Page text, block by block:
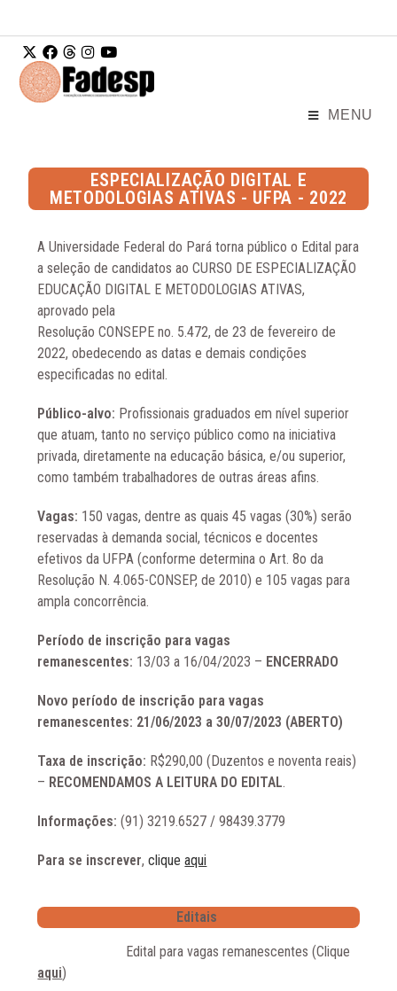
conteúdo
MENU
ESPECIALIZAÇÃO DIGITAL E
METODOLOGIAS ATIVAS - UFPA - 2022
A Universidade Federal do Pará torna público o Edital para
a seleção de candidatos ao CURSO DE ESPECIALIZAÇÃO
EDUCAÇÃO DIGITAL E METODOLOGIAS ATIVAS,
aprovado pela
Resolução CONSEPE no. 5.472, de 23 de fevereiro de
2022, obedecendo as datas e demais condições
especificadas no edital.
Público-alvo: Profissionais graduados em nível superior
que atuam, tanto no serviço público como na iniciativa
privada, diretamente na educação básica, e/ou superior,
como também trabalhadores de outras áreas afins.
Vagas: 150 vagas, dentre as quais 45 vagas (30%) serão
reservadas à demanda social, técnicos e docentes
efetivos da UFPA (conforme determina o Art. 8o da
Resolução N. 4.065-CONSEP, de 2010) e 105 vagas para
ampla concorrência.
Período de inscrição para vagas
remanescentes: 13/03 a 16/04/2023 – ENCERRADO
Novo período de inscrição para vagas
remanescentes: 21/06/2023 a 30/07/2023 (ABERTO)
Taxa de inscrição: R$290,00 (Duzentos e noventa reais)
– RECOMENDAMOS A LEITURA DO EDITAL.
Informações:(91) 3219.6527 / 98439.3779
Para se inscrever,clique aqui
Editais
Edital para vagas remanescentes (Clique
aqui)